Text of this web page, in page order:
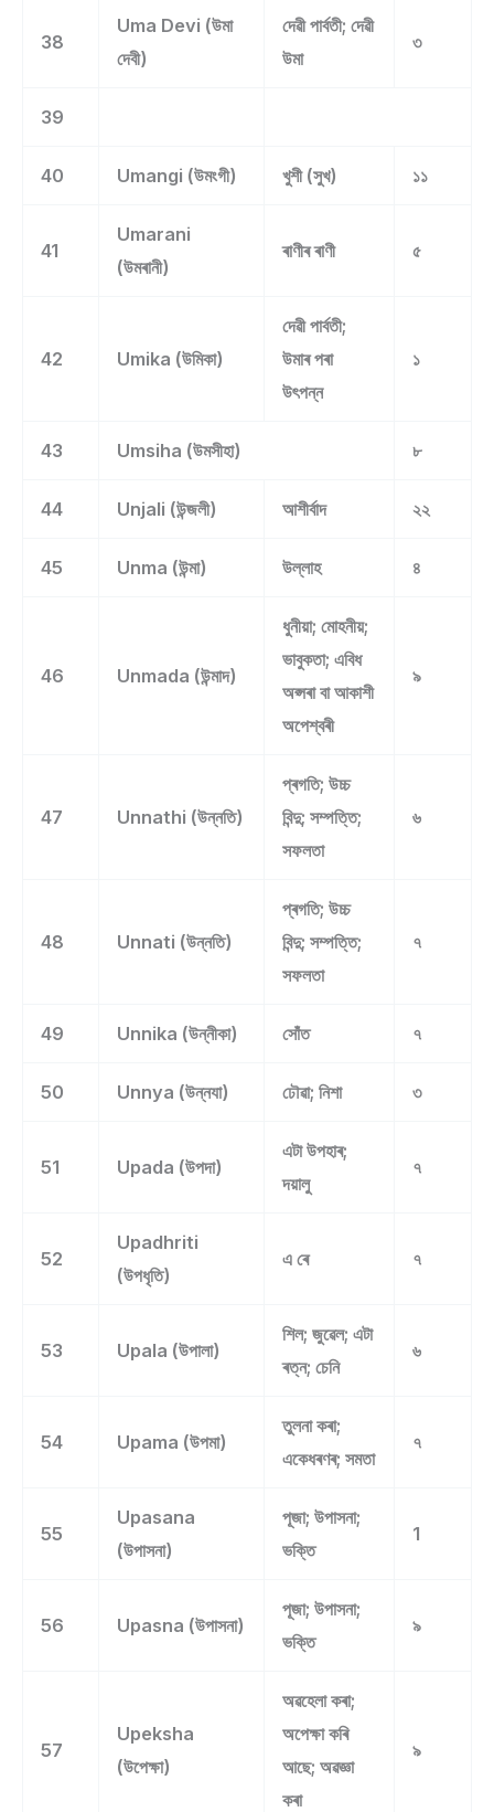
38
Uma Devi (উমা
দেবী)
দেৱী পাৰ্বতী; দেৱী
উমা
৩
39
40 Umangi (উমংগী) খুশী (সুখ) ১১
41
Umarani
(উমৰানী)
ৰাণীৰ ৰাণী ৫
42 Umika (উমিকা)
দেৱী পাৰ্বতী;
উমাৰ পৰা
উৎপন্ন
১
43 Umsiha (উমসীহা) ৮
44 Unjali (উন্জলী) আশীৰ্বাদ ২২
45 Unma (উন্মা) উল্লাহ ৪
46 Unmada (উন্মাদ)
ধুনীয়া; মোহনীয়;
ভাবুকতা; এবিধ
অপ্সৰা বা আকাশী
অপেশ্বৰী
৯
47 Unnathi (উন্নতি)
প্ৰগতি; উচ্চ
বিন্দু; সম্পত্তি;
সফলতা
৬
48 Unnati (উন্নতি)
প্ৰগতি; উচ্চ
বিন্দু; সম্পত্তি;
সফলতা
৭
49 Unnika (উন্নীকা) সোঁত ৭
50 Unnya (উন্নযা) ঢৌৱা; নিশা ৩
51 Upada (উপদা)
এটা উপহাৰ;
দয়ালু
৭
52
Upadhriti
(উপধৃতি)
এ ৰে ৭
53 Upala (উপালা)
শিল; জুৱেল; এটা
ৰত্ন; চেনি
৬
54 Upama (উপমা)
তুলনা কৰা;
একেধৰণৰ; সমতা
৭
55
Upasana
(উপাসনা)
পূজা; উপাসনা;
ভক্তি
1
56 Upasna (উপাসনা)
পূজা; উপাসনা;
ভক্তি
৯
57
Upeksha
(উপেক্ষা)
অৱহেলা কৰা;
অপেক্ষা কৰি
আছে; অৱজ্ঞা
কৰা
৯